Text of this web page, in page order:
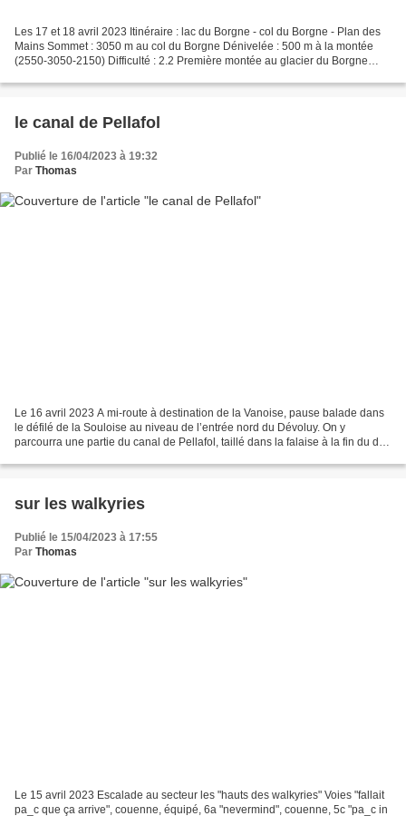
Les 17 et 18 avril 2023 Itinéraire : lac du Borgne - col du Borgne - Plan des
Mains Sommet : 3050 m au col du Borgne Dénivelée : 500 m à la montée
(2550-3050-2150) Difficulté : 2.2 Première montée au glacier du Borgne
le canal de Pellafol
Publié le 16/04/2023 à 19:32
Par Thomas
Le 16 avril 2023 A mi-route à destination de la Vanoise, pause balade dans
le défilé de la Souloise au niveau de l’entrée nord du Dévoluy. On y
parcourra une partie du canal de Pellafol, taillé dans la falaise à la fin du dix-
sur les walkyries
Publié le 15/04/2023 à 17:55
Par Thomas
Le 15 avril 2023 Escalade au secteur les "hauts des walkyries" Voies "fallait
pa_c que ça arrive", couenne, équipé, 6a "nevermind", couenne, 5c "pa_c in